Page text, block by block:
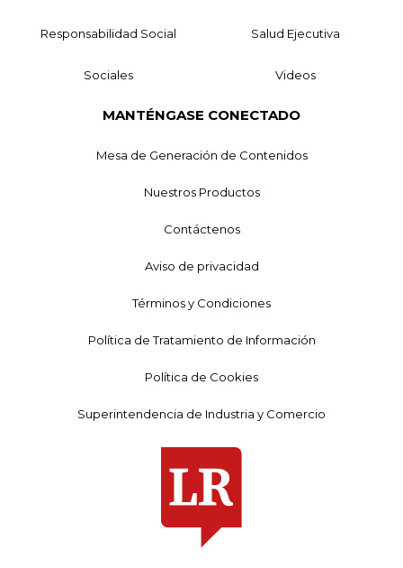
Responsabilidad Social Salud Ejecutiva
Sociales Videos
MANTÉNGASE CONECTADO
Mesa de Generación de Contenidos
Nuestros Productos
Contáctenos
Aviso de privacidad
Términos y Condiciones
Política de Tratamiento de Información
Política de Cookies
Superintendencia de Industria y Comercio